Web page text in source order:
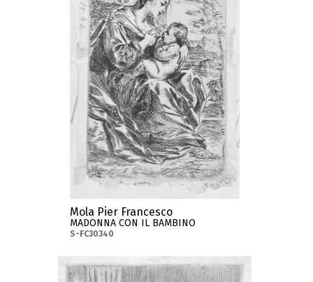
Mola Pier Francesco
MADONNA CON IL BAMBINO
S-FC30340